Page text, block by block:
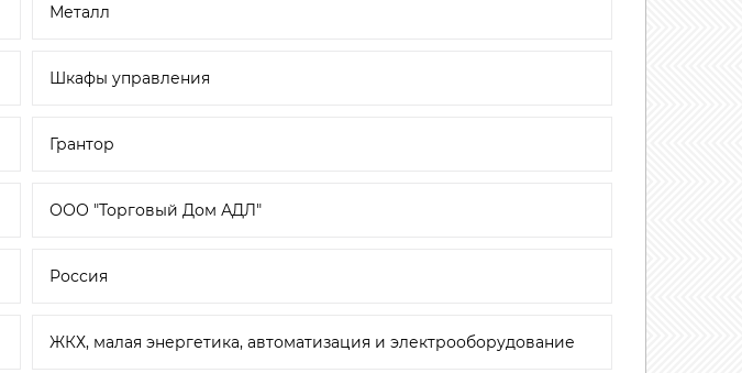
Металл
Шкафы управления
Грантор
ООО "Торговый Дом АДЛ"
Россия
ЖКХ, малая энергетика, автоматизация и электрооборудование